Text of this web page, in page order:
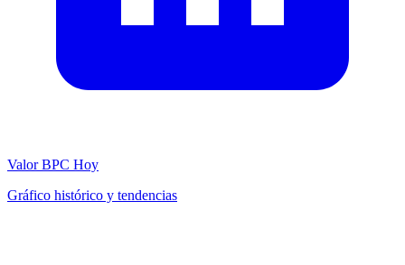
Valor BPC Hoy
Gráfico histórico y tendencias